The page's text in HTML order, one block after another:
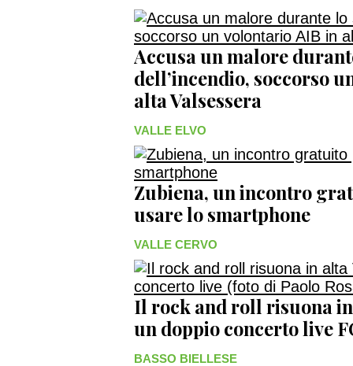
Accusa un malore
dell’incendio, soccorso
alta Valsessera
VALLE ELVO
Zubiena, un incontro
usare lo smartphone
VALLE CERVO
Il rock and roll risuona
un doppio concerto live
BASSO BIELLESE